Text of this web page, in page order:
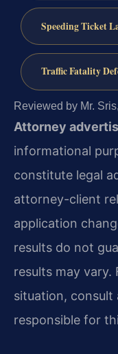
Speeding Ticket
Traffic Fatality
Reviewed by Mr.
Attorney
informational
constitute legal
attorney-client
application
results do not
results may vary.
situation, consult
responsible for